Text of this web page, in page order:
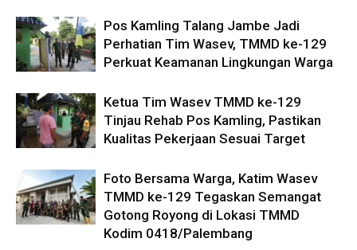
Pos Kamling Talang Jambe Jadi
Perhatian Tim Wasev, TMMD ke-129
Perkuat Keamanan Lingkungan Warga
Ketua Tim Wasev TMMD ke-129
Tinjau Rehab Pos Kamling, Pastikan
Kualitas Pekerjaan Sesuai Target
Foto Bersama Warga, Katim Wasev
TMMD ke-129 Tegaskan Semangat
Gotong Royong di Lokasi TMMD
Kodim 0418/Palembang